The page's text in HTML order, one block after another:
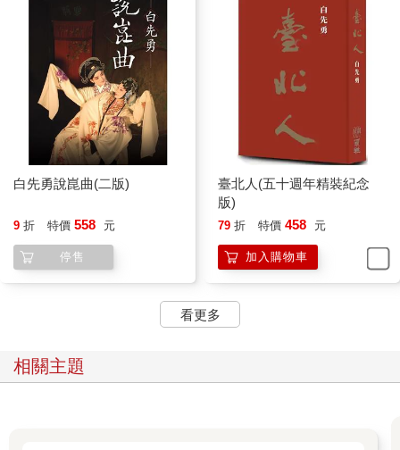
白先勇說崑曲(二版)
9 折 特價 558 元
停售
臺北人(五十週年精裝紀念
版)
79 折 特價 458 元
加入購物車
看更多
相關主題